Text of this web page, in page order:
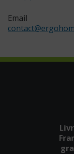
Email
contact@